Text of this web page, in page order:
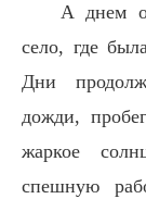
А днем
село, где
Дни
дожди,
жаркое
спешную